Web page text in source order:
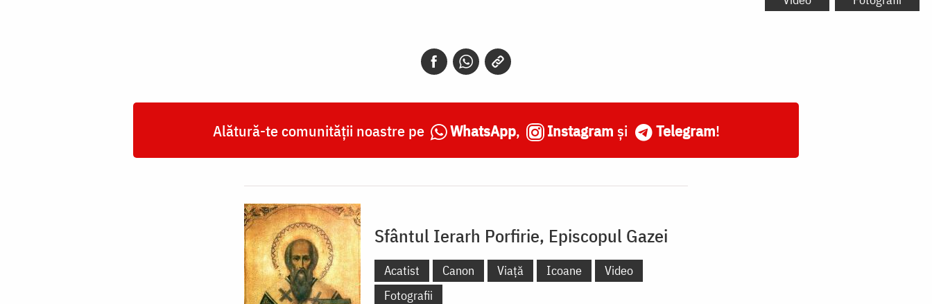
Alătură-te comunității noastre pe WhatsApp, Instagram și Telegram!
Sfântul Ierarh Porfirie, Episcopul Gazei
Acatist Canon Viață Icoane
Video
Fotografii